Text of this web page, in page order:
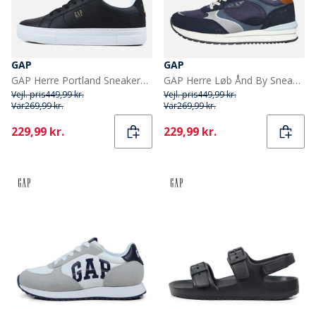
GAP
GAP Herre Portland Sneakers Sort
Vejl. pris449,99 kr.
Var269,99 kr.
Current
229,99 kr.
GAP
GAP Herre Løb Ånd By Sneakers Navy
Vejl. pris449,99 kr.
Var269,99 kr.
Current
229,99 kr.